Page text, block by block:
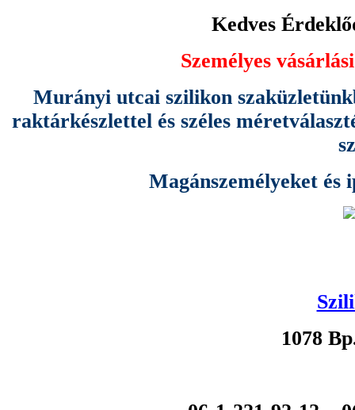
Kedves
Személyes
Murányi utcai szilikon
raktárkészlettel és széles
Magánszemélyeket és
1078